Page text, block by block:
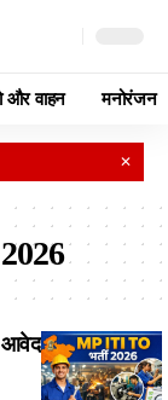
और वाहन मनोरंजन
✕
प्रक्रिया